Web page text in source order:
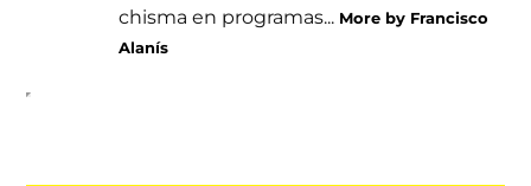
chisma en programas... More by Francisco
Alanís